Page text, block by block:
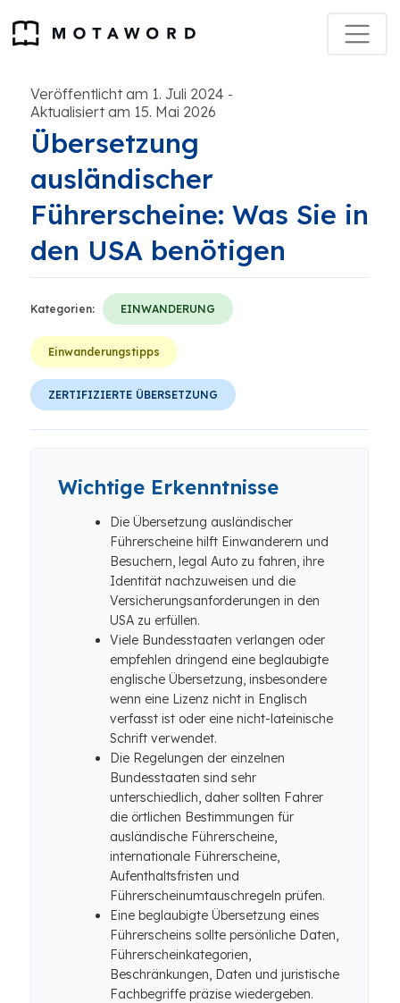
Veröffentlicht am 1. Juli 2024 -
Aktualisiert am 15. Mai 2026
Übersetzung
ausländischer
Führerscheine: Was Sie in
den USA benötigen
Kategorien: EINWANDERUNG
Einwanderungstipps
ZERTIFIZIERTE ÜBERSETZUNG
Wichtige Erkenntnisse
Die Übersetzung ausländischer
Führerscheine hilft Einwanderern und
Besuchern, legal Auto zu fahren, ihre
Identität nachzuweisen und die
Versicherungsanforderungen in den
USA zu erfüllen.
Viele Bundesstaaten verlangen oder
empfehlen dringend eine beglaubigte
englische Übersetzung, insbesondere
wenn eine Lizenz nicht in Englisch
verfasst ist oder eine nicht-lateinische
Schrift verwendet.
Die Regelungen der einzelnen
Bundesstaaten sind sehr
unterschiedlich, daher sollten Fahrer
die örtlichen Bestimmungen für
ausländische Führerscheine,
internationale Führerscheine,
Aufenthaltsfristen und
Führerscheinumtauschregeln prüfen.
Eine beglaubigte Übersetzung eines
Führerscheins sollte persönliche Daten,
Führerscheinkategorien,
Beschränkungen, Daten und juristische
Fachbegriffe präzise wiedergeben.